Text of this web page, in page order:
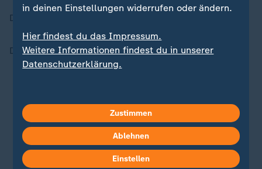
Dann wächst der Rasen wieder stark.
Drei Stoffe sind wichtig für gesunden Rasen:
Phosphatmacht die Wurzeln stark.
hilft dem Rasen, Wasser zu speichern.
in deinen Einstellungen widerrufen oder ändern.
Hier findest du das Impressum.
Weitere Informationen findest du in unserer
Datenschutzerklärung.
Zustimmen
Ablehnen
Einstellen